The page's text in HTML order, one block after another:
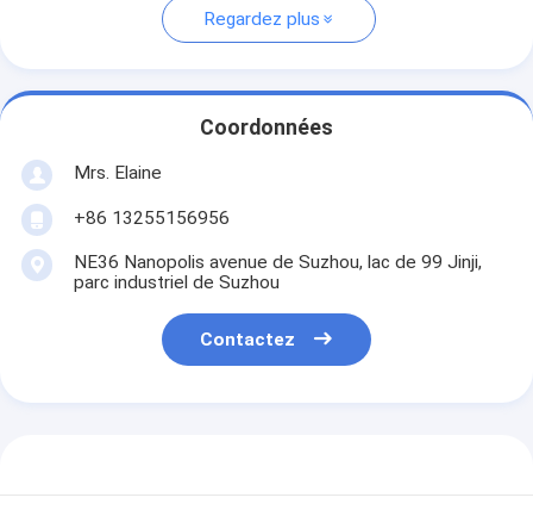
Regardez plus
Coordonnées
Mrs. Elaine
+86 13255156956
NE36 Nanopolis avenue de Suzhou, lac de 99 Jinji,
parc industriel de Suzhou
Contactez